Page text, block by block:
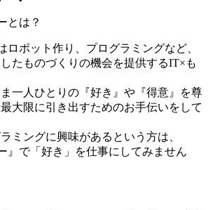
とは？
ボット作り、プログラミングなど、
たものづくりの機会を提供するIT×も
一人ひとりの『好き』や『得意』を尊
大限に引き出すためのお手伝いをして
ミングに興味があるという方は、
』で「好き」を仕事にしてみません